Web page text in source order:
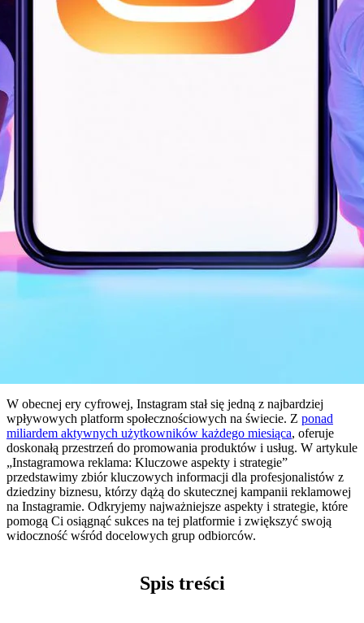
W obecnej‌ ery ‍cyfrowej, Instagram stał⁣ się jedną z najbardziej
wpływowych platform społecznościowych na⁢ świecie. Z ponad
miliardem aktywnych użytkowników każdego​ miesiąca, oferuje​
doskonałą przestrzeń do promowania⁢ produktów⁤ i usług. W artykule⁤
„Instagramowa ​reklama: ​Kluczowe aspekty⁢ i strategie”
‌przedstawimy zbiór ​kluczowych informacji dla profesjonalistów z⁢
dziedziny biznesu, którzy⁢ dążą ‌do skutecznej kampanii reklamowej
na Instagramie. Odkryjemy najważniejsze aspekty i strategie, które
pomogą Ci osiągnąć sukces na tej platformie i zwiększyć swoją
widoczność wśród docelowych ⁣grup​ odbiorców.
Spis treści